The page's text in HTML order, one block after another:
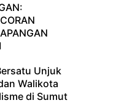
Unjuk
Walikota
di Sumut